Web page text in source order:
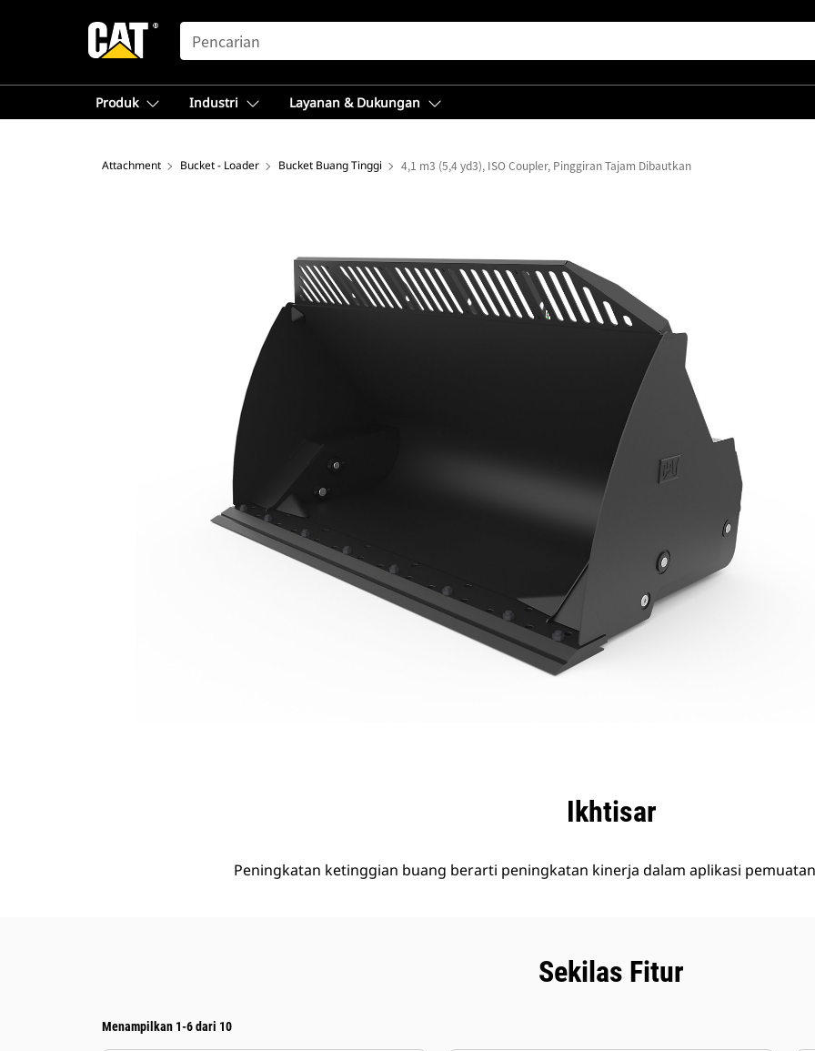
SEARCH
Produk Industri Layanan & Dukungan
Attachment Bucket - Loader Bucket Buang Tinggi 4,1 m3 (5,4 yd3), ISO Coupler, Pinggiran Tajam Dibautkan
Ikhtisar
Peningkatan ketinggian buang berarti peningkatan kinerja dalam aplikasi
Sekilas Fitur
Menampilkan 1-6 dari 10